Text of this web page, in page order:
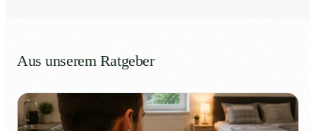
Aus unserem Ratgeber